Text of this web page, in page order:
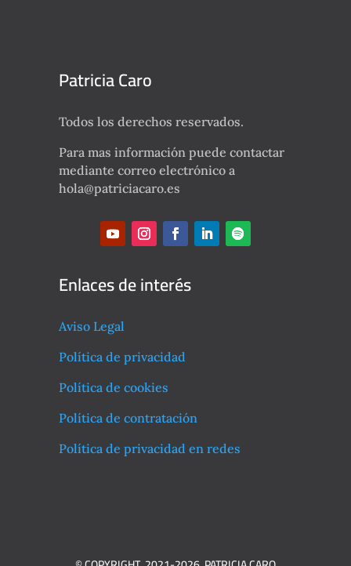
Patricia Caro
Todos los derechos reservados.
Para mas información puede contactar
mediante correo electrónico a
hola@patriciacaro.es
Enlaces de interés
Aviso Legal
Política de privacidad
Política de cookies
Política de contratación
Política de privacidad en redes